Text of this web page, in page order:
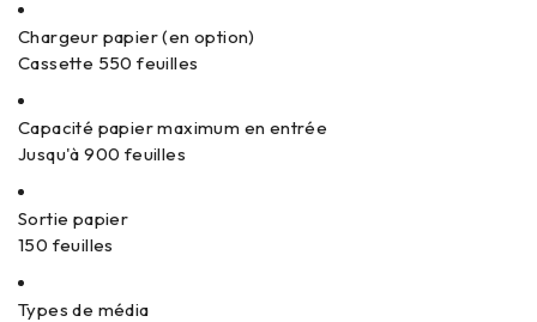
Chargeur papier (en option)
Cassette 550 feuilles
Capacité papier maximum en entrée
Jusqu'à 900 feuilles
Sortie papier
150 feuilles
Types de média